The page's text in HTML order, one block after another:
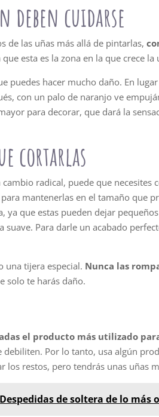
deben cuidarse
de las uñas más allá de pintarlas,
esta es la zona en la que crece la
puedes hacer mucho daño. En
con un palo de naranjo ve
para decorar, que dará la
cortarlas
radical, puede que necesites
para mantenerlas en el tamaño que
ya que estas pueden dejar
Para darle un acabado
una tijera especial. Nunca las
solo te harás daño.
el producto más utilizado
debiliten. Por lo tanto, usa algún
los restos, pero tendrás unas uñas
Despedidas de soltera de lo más